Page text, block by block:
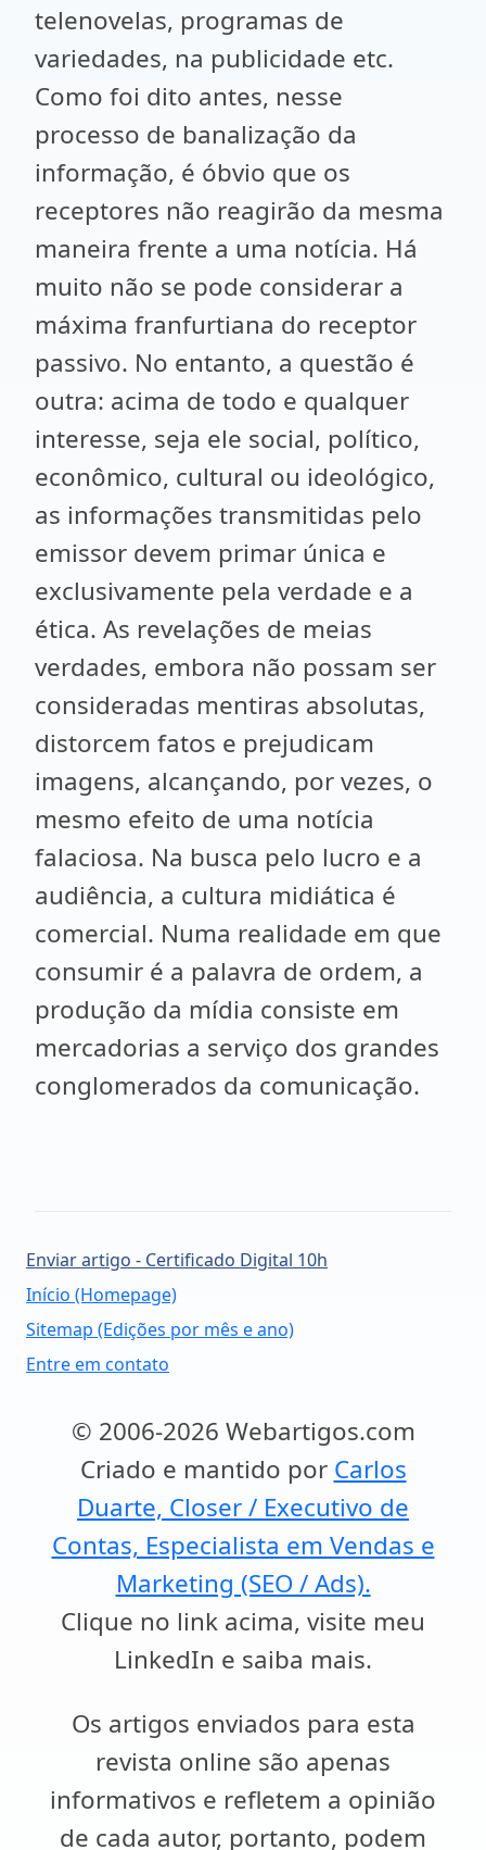
telenovelas, programas de
variedades, na publicidade etc.
Como foi dito antes, nesse
processo de banalização da
informação, é óbvio que os
receptores não reagirão da mesma
maneira frente a uma notícia. Há
muito não se pode considerar a
máxima franfurtiana do receptor
passivo. No entanto, a questão é
outra: acima de todo e qualquer
interesse, seja ele social, político,
econômico, cultural ou ideológico,
as informações transmitidas pelo
emissor devem primar única e
exclusivamente pela verdade e a
ética. As revelações de meias
verdades, embora não possam ser
consideradas mentiras absolutas,
distorcem fatos e prejudicam
imagens, alcançando, por vezes, o
mesmo efeito de uma notícia
falaciosa. Na busca pelo lucro e a
audiência, a cultura midiática é
comercial. Numa realidade em que
consumir é a palavra de ordem, a
produção da mídia consiste em
mercadorias a serviço dos grandes
conglomerados da comunicação.
Enviar artigo - Certificado Digital 10h
Início (Homepage)
Sitemap (Edições por mês e ano)
Entre em contato
© 2006-2026 Webartigos.com
Criado e mantido por Carlos
Duarte, Closer / Executivo de
Contas, Especialista em Vendas e
Marketing (SEO / Ads).
Clique no link acima, visite meu
LinkedIn e saiba mais.
Os artigos enviados para esta
revista online são apenas
informativos e refletem a opinião
de cada autor, portanto, podem